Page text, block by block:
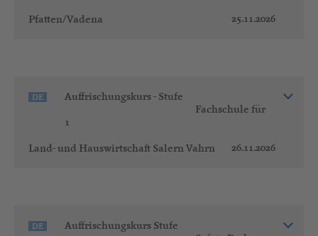
Pfatten/Vadena 25.11.2026
DE
Auffrischungskurs - Stufe
1
Fachschule für
Land- und Hauswirtschaft Salern Vahrn 26.11.2026
DE
Auffrischungskurs Stufe